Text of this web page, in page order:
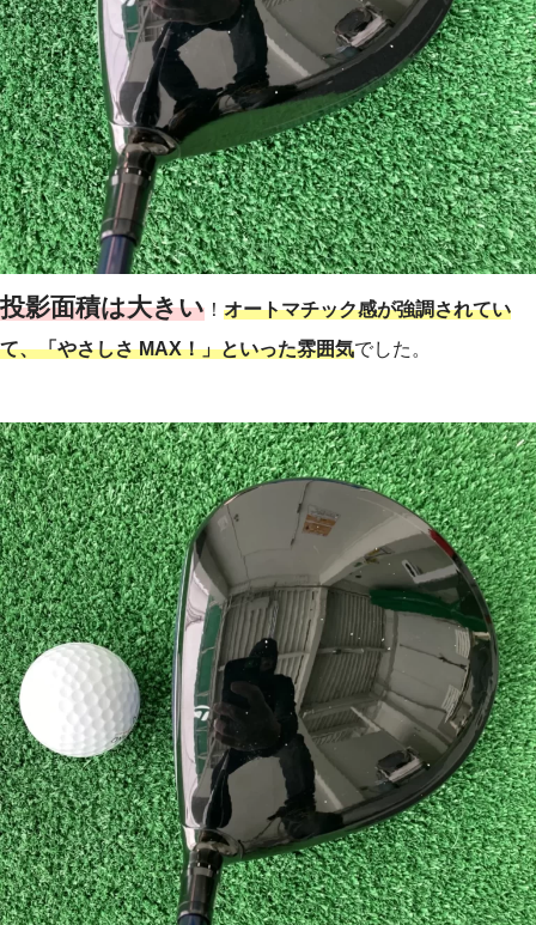
投影面積は大きい ！ オートマチック感が強調されてい
て、「やさしさ MAX！」といった雰囲気でした。